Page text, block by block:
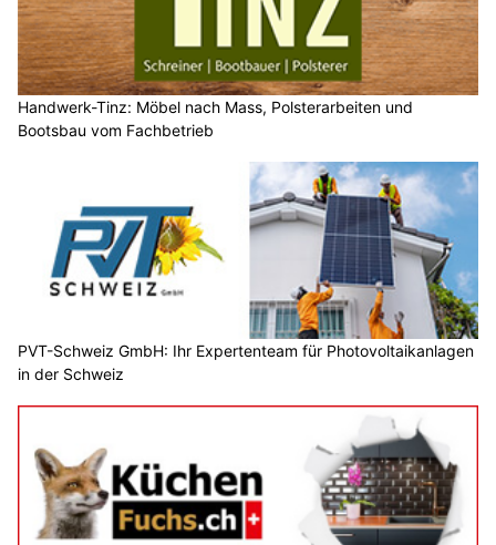
Handwerk-Tinz: Möbel nach Mass, Polsterarbeiten und
Bootsbau vom Fachbetrieb
PVT-Schweiz GmbH: Ihr Expertenteam für Photovoltaikanlagen
in der Schweiz